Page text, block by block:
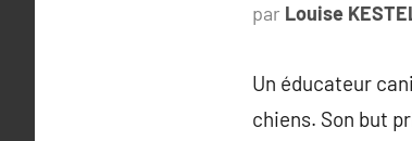
par Louise
Un éducateur
chiens. Son but